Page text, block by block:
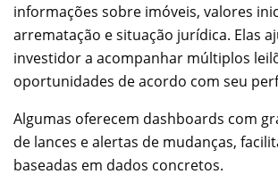
informações sobre imóveis, valores
arrematação e situação jurídica. Elas
investidor a acompanhar múltiplos
oportunidades de acordo com seu
Algumas oferecem dashboards com
de lances e alertas de mudanças,
baseadas em dados concretos.